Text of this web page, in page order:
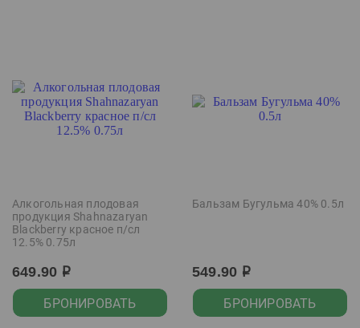
Алкогольная плодовая
продукция Shahnazaryan
Blackberry красное п/сл
12.5% 0.75л
649.90 р
БРОНИРОВАТЬ
Бальзам Бугульма 40% 0.5л
549.90 р
БРОНИРОВАТЬ